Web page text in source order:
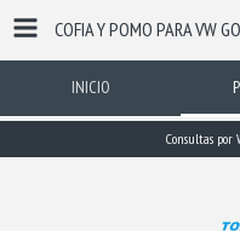
INICIO
Consultas por